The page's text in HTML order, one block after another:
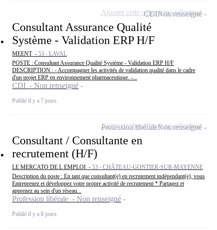
Consultant Assurance Qualité
Système - Validation ERP H/F
MEENT - 53 - LAVAL
POSTE : Consultant Assurance Qualité Système - Validation ERP H/F
DESCRIPTION : - Accompagner les activités de validation qualité dans le cadre
d'un projet ERP en environnement pharmaceutique. -...
CDI - Non renseigné
Publié il y a 7 jours
CDINon renseigné
Ajouter cette offre à ma sélection
Consultant / Consultante en
recrutement (H/F)
LE MERCATO DE L EMPLOI - 53 - CHÂTEAU-GONTIER-SUR-MAYENNE
Description du poste : En tant que consultant(e) en recrutement indépendant(e), vous
Entreprenez et développez votre propre activité de recrutement * Partagez et
apprenez au sein d'un réseau...
Profession libérale - Non renseigné
Publié il y a 8 jours
Profession libéraleNon renseigné
Ajouter cette offre à ma sélection